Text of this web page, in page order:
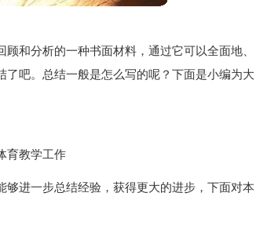
和分析的一种书面材料，通过它可以全面地、
吧。总结一般是怎么写的呢？下面是小编为大
育教学工作
进一步总结经验，获得更大的进步，下面对本